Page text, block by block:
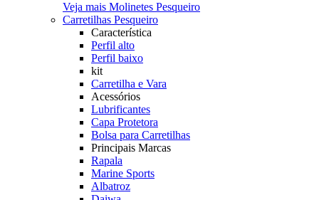
Veja mais Molinetes Pesqueiro
Carretilhas Pesqueiro
Característica
Perfil alto
Perfil baixo
kit
Carretilha e Vara
Acessórios
Lubrificantes
Capa Protetora
Bolsa para Carretilhas
Principais Marcas
Rapala
Marine Sports
Albatroz